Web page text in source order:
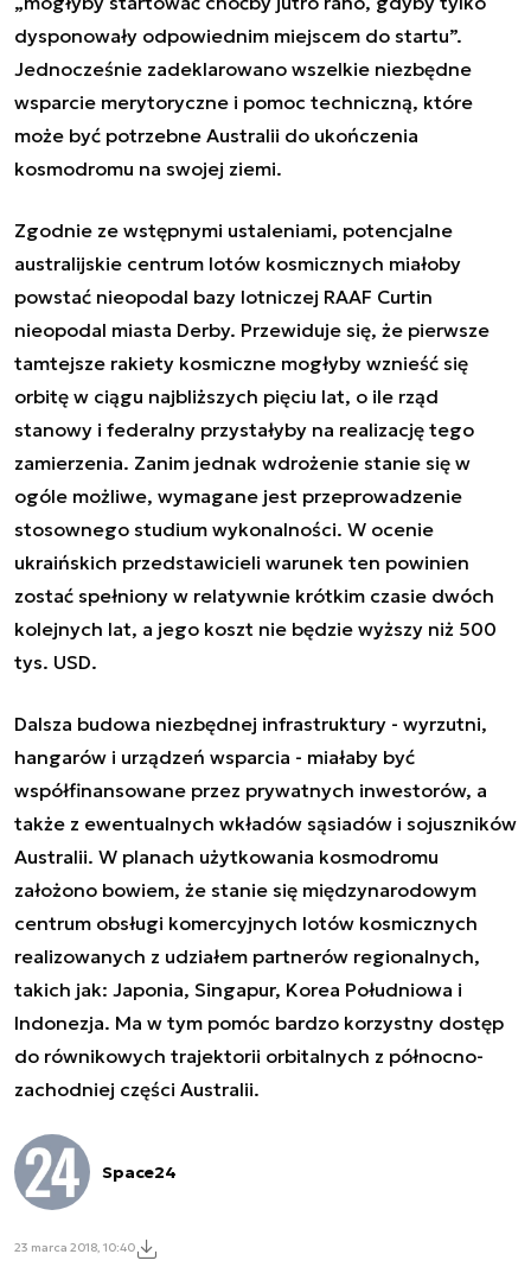
dysponowały odpowiednim miejscem do startu”.
Jednocześnie zadeklarowano wszelkie niezbędne
wsparcie merytoryczne i pomoc techniczną, które
może być potrzebne Australii do ukończenia
kosmodromu na swojej ziemi.
Zgodnie ze wstępnymi ustaleniami, potencjalne
australijskie centrum lotów kosmicznych miałoby
powstać nieopodal bazy lotniczej RAAF Curtin
nieopodal miasta Derby. Przewiduje się, że pierwsze
tamtejsze rakiety kosmiczne mogłyby wznieść się
orbitę w ciągu najbliższych pięciu lat, o ile rząd
stanowy i federalny przystałyby na realizację tego
zamierzenia. Zanim jednak wdrożenie stanie się w
ogóle możliwe, wymagane jest przeprowadzenie
stosownego studium wykonalności. W ocenie
ukraińskich przedstawicieli warunek ten powinien
zostać spełniony w relatywnie krótkim czasie dwóch
kolejnych lat, a jego koszt nie będzie wyższy niż 500
tys. USD.
Dalsza budowa niezbędnej infrastruktury - wyrzutni,
hangarów i urządzeń wsparcia - miałaby być
współfinansowane przez prywatnych inwestorów, a
także z ewentualnych wkładów sąsiadów i sojuszników
Australii. W planach użytkowania kosmodromu
założono bowiem, że stanie się międzynarodowym
centrum obsługi komercyjnych lotów kosmicznych
realizowanych z udziałem partnerów regionalnych,
takich jak: Japonia, Singapur, Korea Południowa i
Indonezja. Ma w tym pomóc bardzo korzystny dostęp
do równikowych trajektorii orbitalnych z północno-
zachodniej części Australii.
Space24
23 marca 2018, 10:40